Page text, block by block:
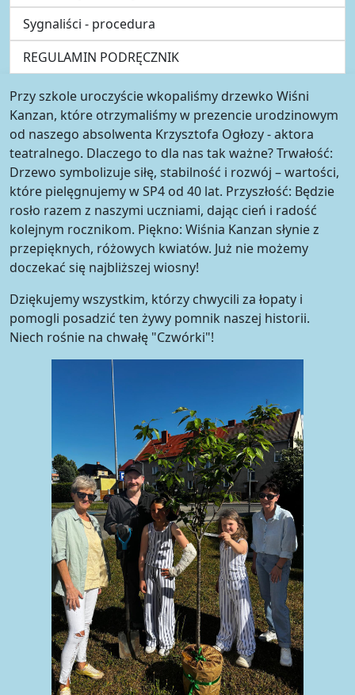
Sygnaliści - procedura
REGULAMIN PODRĘCZNIK
Przy szkole uroczyście wkopaliśmy drzewko Wiśni
Kanzan, które otrzymaliśmy w prezencie urodzinowym
od naszego absolwenta Krzysztofa Ogłozy - aktora
teatralnego. Dlaczego to dla nas tak ważne? Trwałość:
Drzewo symbolizuje siłę, stabilność i rozwój – wartości,
które pielęgnujemy w SP4 od 40 lat. Przyszłość: Będzie
rosło razem z naszymi uczniami, dając cień i radość
kolejnym rocznikom. Piękno: Wiśnia Kanzan słynie z
przepięknych, różowych kwiatów. Już nie możemy
doczekać się najbliższej wiosny!
Dziękujemy wszystkim, którzy chwycili za łopaty i
pomogli posadzić ten żywy pomnik naszej historii.
Niech rośnie na chwałę "Czwórki"!